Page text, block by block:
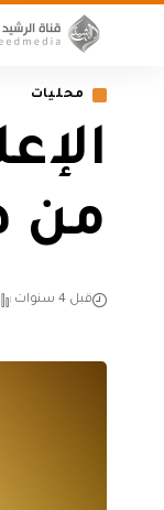
محليات
من
قبل 4 سنوات